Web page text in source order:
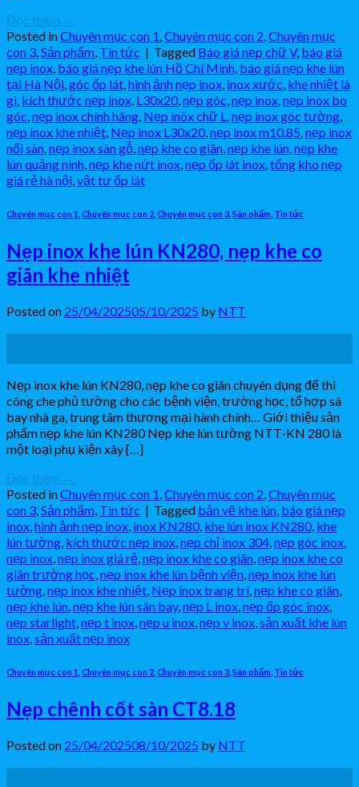
Đọc thêm →
Posted inChuyên mục con 1,Chuyên mục con 2,Chuyên mục
con 3,Sản phẩm, Tin tức | Tagged Báo giá nẹp chữ V, báo giá
nẹp inox, báo giá nẹp khe lún Hồ Chí Minh, báo giá nẹp khe lún
tại Hà Nội,góc ốp lát,hình ảnh nẹp inox, inox xước, khe nhiệt là
gì, kích thước nẹp inox, L30x20,nẹp góc,nẹp inox,nẹp inox bo
góc,nẹp inox chính hãng, Nẹp inõx chữ L,nẹp inox góc tường,
nẹp inox khe nhiệt, Nẹp inox L30x20,nẹp inox m10.85,nẹp inox
nối sàn,nẹp inox sàn gỗ,nẹp khe co giãn,nẹp khe lún,nẹp khe
lún quảng ninh,nẹp khe nứt inox,nẹp ốp lát inox,tổng kho nẹp
giá rẻ hà nội,vật tư ốp lát
Chuyên mục con 1 Chuyên mục con 2 Chuyên mục con 3 Sản phẩm Tin tức
Nẹp inox khe lún KN280, nẹp khe co
giãn khe nhiệt
Posted on 25/04/202505/10/2025 by NTT
Nẹp inox khe lún KN280, nẹp khe co giãn chuyên dụng để thi
công che phủ tường cho các bệnh viện, trường học, tổ hợp sâ
bay nhà ga, trung tâm thương mại hành chính… Giới thiệu sản
phẩm nẹp khe lún KN280 Nẹp khe lún tường NTT-KN 280 là
một loại phụ kiện xây […]
Đọc thêm →
Posted inChuyên mục con 1 Chuyên mục con 2 Chuyên mục
con 3 Sản phẩm Tin tức | Tagged bản vẽ khe lún báo giá nẹp
inox hình ảnh nẹp inox inox KN280 khe lún inox KN280 khe
lún tường kích thước nẹp inox nẹp chỉ inox 304 nẹp góc inox
nẹp inox nẹp inox giá rẻ nẹp inox khe co giãn nẹp inox khe co
giãn trường học nẹp inox khe lún bệnh viện nẹp inox khe lún
tường nẹp inox khe nhiệt Nẹp inox trang trí, nẹp khe co giãn
nẹp khe lún nẹp khe lún sân bay, nẹp L inox nẹp ốp góc inox
nẹp starlight nẹp t inox nẹp u inox nẹp v inox sản xuất khe lún
inox sản xuất nẹp inox
Chuyên mục con 1 Chuyên mục con 2 Chuyên mục con 3 Sản phẩm Tin tức
Nẹp chênh cốt sàn CT8.18
Posted on 25/04/202508/10/2025 by NTT